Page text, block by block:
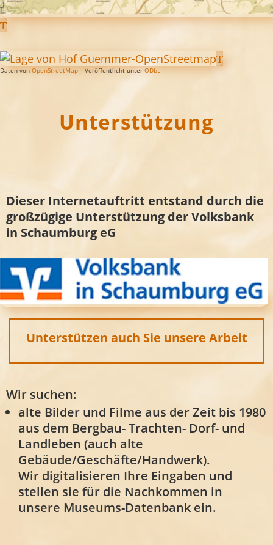
Daten von OpenStreetMap – Veröffentlicht unterODbL
Unterstützung
Dieser Internetauftritt entstand durch die
großzügige Unterstützung der Volksbank
in Schaumburg eG
Unterstützen auch Sie unsere Arbeit
Wir suchen:
alte Bilder und Filme aus der Zeit bis 1980
aus dem Bergbau- Trachten- Dorf- und
Landleben (auch alte
Gebäude/Geschäfte/Handwerk).
Wir digitalisieren Ihre Eingaben und
stellen sie für die Nachkommen in
unsere Museums-Datenbank ein.